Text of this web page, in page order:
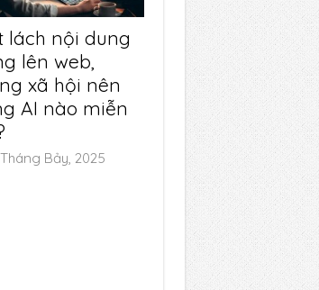
lách nội dung
lên web,
xã hội nên
AI nào miễn
Bảy, 2025